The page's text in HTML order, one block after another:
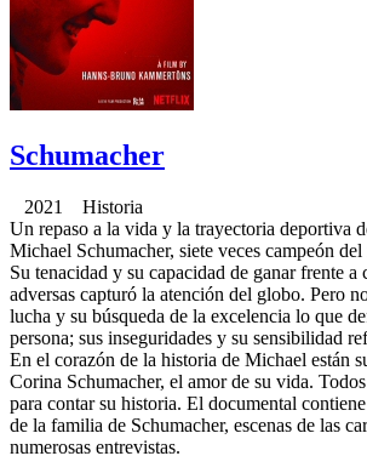
Schumacher
2021 Historia
Un repaso a la vida y la trayectoria deportiva
Michael Schumacher, siete veces campeón
Su tenacidad y su capacidad de ganar frente a
adversas capturó la atención del globo. Pero
lucha y su búsqueda de la excelencia lo que
persona; sus inseguridades y su sensibilidad
En el corazón de la historia de Michael están
Corina Schumacher, el amor de su vida.
para contar su historia. El documental
de la familia de Schumacher, escenas de las
numerosas entrevistas.